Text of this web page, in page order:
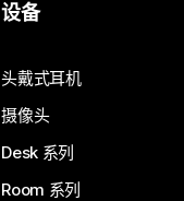
设备
头戴式耳机
摄像头
Desk 系列
Room 系列